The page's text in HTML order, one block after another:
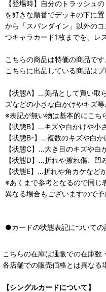
【登場時】自分のトラッシュ
を好きな順番でデッキの下に
から「スパンダイン」以外の
つキャラカード1枚までを、レ
こちらの商品は特価の商品です
こちらに出品している商品は
【状態A】…美品として買い取
ズなどの小さな白かけやキズ等
※表記が無い物は基本的にこち
【状態B】…キズや白かけや小
【状態B-】…複数のキズや白
【状態C】…大き目のキズや白
【状態D】…折れや擦れ傷、凹
【状態E】…折れや角カケなど
※あくまで参考となるので同じ
異なる場合もございますので予
●カードの状態表記についての
こちらの在庫は通販での在庫数
各店舗での販売価格とは異なる
【シングルカードについて】